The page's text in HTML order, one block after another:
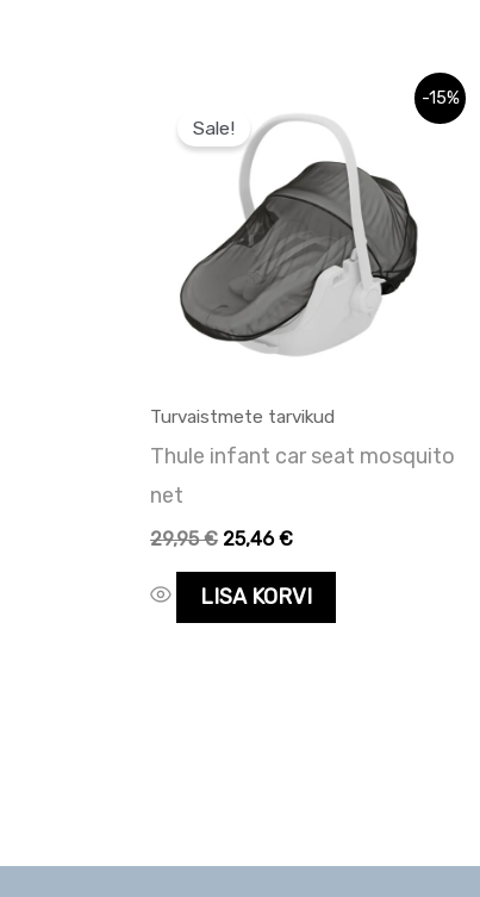
-15%
Sale!
Turvaistmete tarvikud
Thule infant car seat mosquito
net
29,95€
hind
on:
29,95 €.
25,46€
LISA KORVI